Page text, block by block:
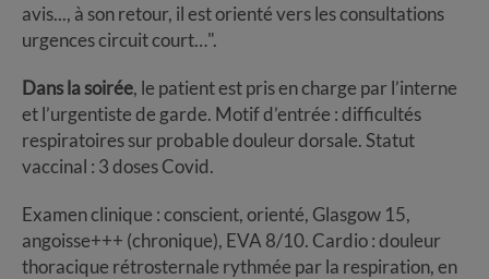
avis..., à son retour, il est orienté vers les consultations
urgences circuit court…".
Dans la soirée, le patient est pris en charge par l’interne
et l’urgentiste de garde. Motif d’entrée : difficultés
respiratoires sur probable douleur dorsale. Statut
vaccinal : 3 doses Covid.
Examen clinique : conscient, orienté, Glasgow 15,
angoisse+++ (chronique), EVA 8/10. Cardio : douleur
thoracique rétrosternale rythmée par la respiration, en